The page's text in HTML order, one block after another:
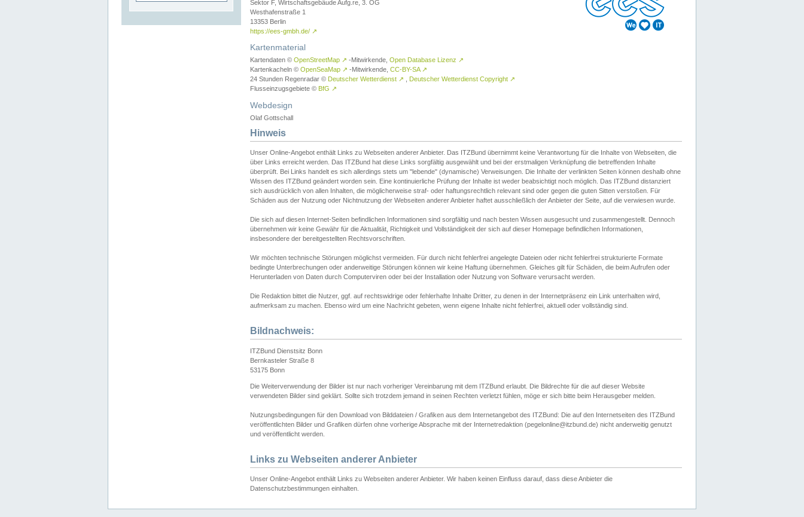
Sektor F, Wirtschaftsgebäude Aufg.re, 3. OG
Westhafenstraße 1
13353 Berlin
https://ees-gmbh.de/ ↗
Kartenmaterial
Kartendaten © OpenStreetMap ↗ -Mitwirkende, Open Database Lizenz ↗
Kartenkacheln © OpenSeaMap ↗ -Mitwirkende, CC-BY-SA ↗
24 Stunden Regenradar © Deutscher Wetterdienst ↗ Deutscher Wetterdienst Copyright ↗
Flusseinzugsgebiete © BfG ↗
Webdesign
Olaf Gottschall
Hinweis
Unser Online-Angebot enthält Links zu Webseiten anderer Anbieter. Das ITZBund übernimmt keine Verantwortung für die Inhalte von Webseiten, die
über Links erreicht werden. Das ITZBund hat diese Links sorgfältig ausgewählt und bei der erstmaligen Verknüpfung die betreffenden Inhalte
überprüft. Bei Links handelt es sich allerdings stets um "lebende" (dynamische) Verweisungen. Die Inhalte der verlinkten Seiten können deshalb ohne
Wissen des ITZBund geändert worden sein. Eine kontinuierliche Prüfung der Inhalte ist weder beabsichtigt noch möglich. Das ITZBund distanziert
sich ausdrücklich von allen Inhalten, die möglicherweise straf- oder haftungsrechtlich relevant sind oder gegen die guten Sitten verstoßen. Für
Schäden aus der Nutzung oder Nichtnutzung der Webseiten anderer Anbieter haftet ausschließlich der Anbieter der Seite, auf die verwiesen wurde.
Die sich auf diesen Internet-Seiten befindlichen Informationen sind sorgfältig und nach besten Wissen ausgesucht und zusammengestellt. Dennoch
übernehmen wir keine Gewähr für die Aktualität, Richtigkeit und Vollständigkeit der sich auf dieser Homepage befindlichen Informationen,
insbesondere der bereitgestellten Rechtsvorschriften.
Wir möchten technische Störungen möglichst vermeiden. Für durch nicht fehlerfrei angelegte Dateien oder nicht fehlerfrei strukturierte Formate
bedingte Unterbrechungen oder anderweitige Störungen können wir keine Haftung übernehmen. Gleiches gilt für Schäden, die beim Aufrufen oder
Herunterladen von Daten durch Computerviren oder bei der Installation oder Nutzung von Software verursacht werden.
Die Redaktion bittet die Nutzer, ggf. auf rechtswidrige oder fehlerhafte Inhalte Dritter, zu denen in der Internetpräsenz ein Link unterhalten wird,
aufmerksam zu machen. Ebenso wird um eine Nachricht gebeten, wenn eigene Inhalte nicht fehlerfrei, aktuell oder vollständig sind.
Bildnachweis:
ITZBund Dienstsitz Bonn
Bernkasteler Straße 8
53175 Bonn
Die Weiterverwendung der Bilder ist nur nach vorheriger Vereinbarung mit dem ITZBund erlaubt. Die Bildrechte für die auf dieser Website
verwendeten Bilder sind geklärt. Sollte sich trotzdem jemand in seinen Rechten verletzt fühlen, möge er sich bitte beim Herausgeber melden.
Nutzungsbedingungen für den Download von Bilddateien / Grafiken aus dem Internetangebot des ITZBund: Die auf den Internetseiten des ITZBund
veröffentlichten Bilder und Grafiken dürfen ohne vorherige Absprache mit der Internetredaktion (pegelonline@itzbund.de) nicht anderweitig genutzt
und veröffentlicht werden.
Links zu Webseiten anderer Anbieter
Unser Online-Angebot enthält Links zu Webseiten anderer Anbieter. Wir haben keinen Einfluss darauf, dass diese Anbieter die
Datenschutzbestimmungen einhalten.